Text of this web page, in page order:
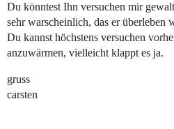
Du könntest Ihn versuchen mir
sehr warscheinlich, das er überleben
Du kannst höchstens versuchen
anzuwärmen, vielleicht klappt es ja.
gruss
carsten